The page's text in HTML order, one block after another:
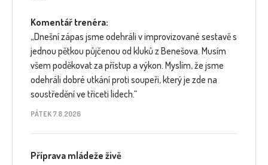
Komentář trenéra:
„Dnešní zápas jsme odehráli v improvizované sestavě s
jednou pětkou půjčenou od kluků z Benešova. Musím
všem poděkovat za přístup a výkon. Myslím, že jsme
odehráli dobré utkání proti soupeři, který je zde na
soustředění ve třiceti lidech.“
PÁTEK 7.8.2026
Příprava mládeže živě